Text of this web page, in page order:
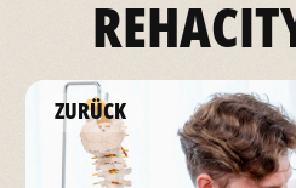
ZURÜCK